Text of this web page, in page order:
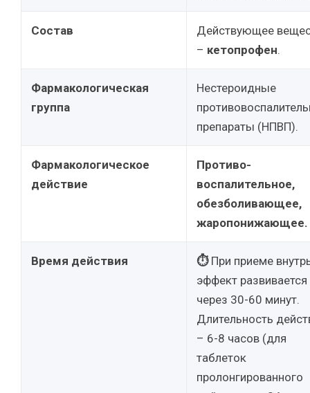
Состав
Действующее
– кетопрофен.
Фармакологическая
группа
Нестероидные
препараты (НПВП).
Фармакологическое
действие
Противо-
воспалительное,
обезболивающее,
жаропонижающее.
Время действия ⏱При приеме
эффект развивается
через 30-60 минут.
Длительность
– 6-8 часов (для
таблеток
пролонгированного